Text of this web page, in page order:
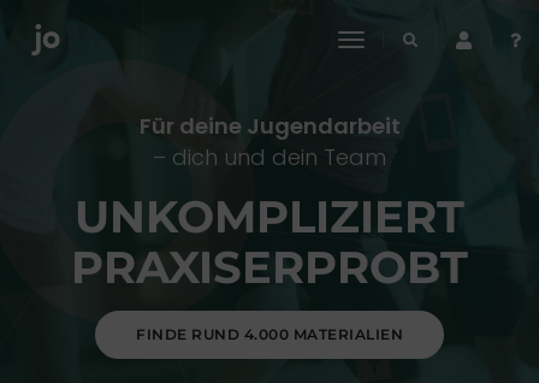
toggle
Für deine Jugendarbeit
– dich und dein Team
UNKOMPLIZIERT
PRAXISERPROBT
FINDE RUND 4.000 MATERIALIEN